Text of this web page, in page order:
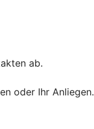
ab.
oder Ihr Anliegen.